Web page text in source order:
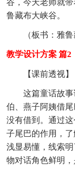
谷，今天老师就
鲁藏布大峡谷。
（板书：雅
教学设计方案 篇2
【课前透视】
这篇童话故
伯、燕子阿姨借
没有借到。通过
子尾巴的作用，
浅显易懂，线索
物对话角色鲜明，